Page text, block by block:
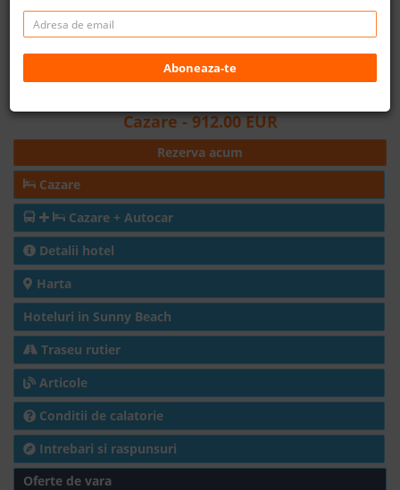
45 review-uri , nota Travos: 8.8
Sunny Beach, 8230 Sunny Beach, Bulgaria
Cazare - 912.00 EUR
Rezerva acum
Cazare
Cazare + Autocar
Detalii hotel
Harta
Hoteluri in Sunny Beach
Traseu rutier
Articole
Conditii de calatorie
Intrebari si raspunsuri
Oferte de vara
CONTACT
LEI EURO
Aboneaza-te